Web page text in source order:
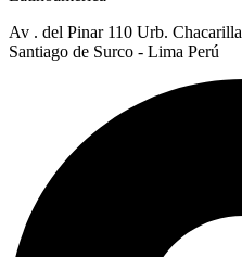
Av . del Pinar 110 Urb. Chacarilla
Santiago de Surco - Lima Perú